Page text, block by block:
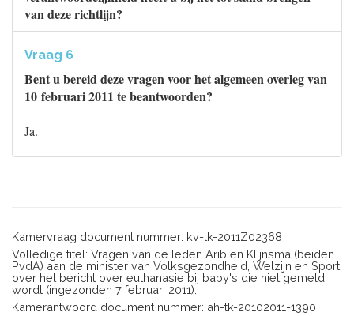
van deze richtlijn?
Vraag 6
Bent u bereid deze vragen voor het algemeen overleg van
10 februari 2011 te beantwoorden?
Ja.
Kamervraag document nummer: kv-tk-2011Z02368
Volledige titel: Vragen van de leden Arib en Klijnsma (beiden
PvdA) aan de minister van Volksgezondheid, Welzijn en Sport
over het bericht over euthanasie bij baby's die niet gemeld
wordt (ingezonden 7 februari 2011).
Kamerantwoord document nummer: ah-tk-20102011-1390